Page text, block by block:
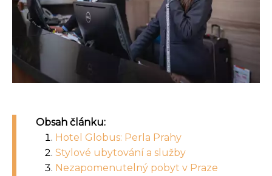
Obsah článku:
Hotel Globus: Perla Prahy
Stylové ubytování a služby
Nezapomenutelný pobyt v Praze